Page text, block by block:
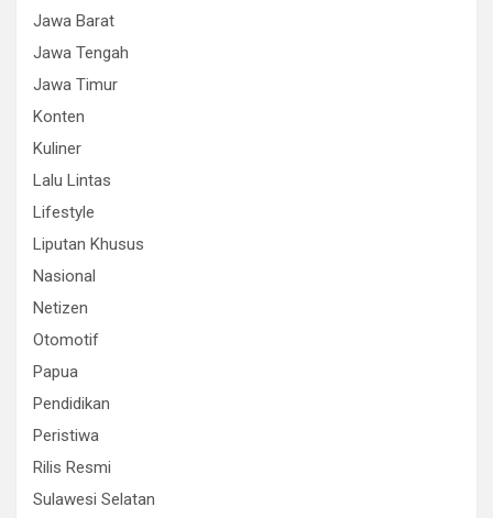
Jawa Barat
Jawa Tengah
Jawa Timur
Konten
Kuliner
Lalu Lintas
Lifestyle
Liputan Khusus
Nasional
Netizen
Otomotif
Papua
Pendidikan
Peristiwa
Rilis Resmi
Sulawesi Selatan